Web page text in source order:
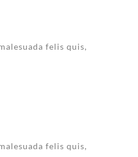
felis quis,
felis quis,